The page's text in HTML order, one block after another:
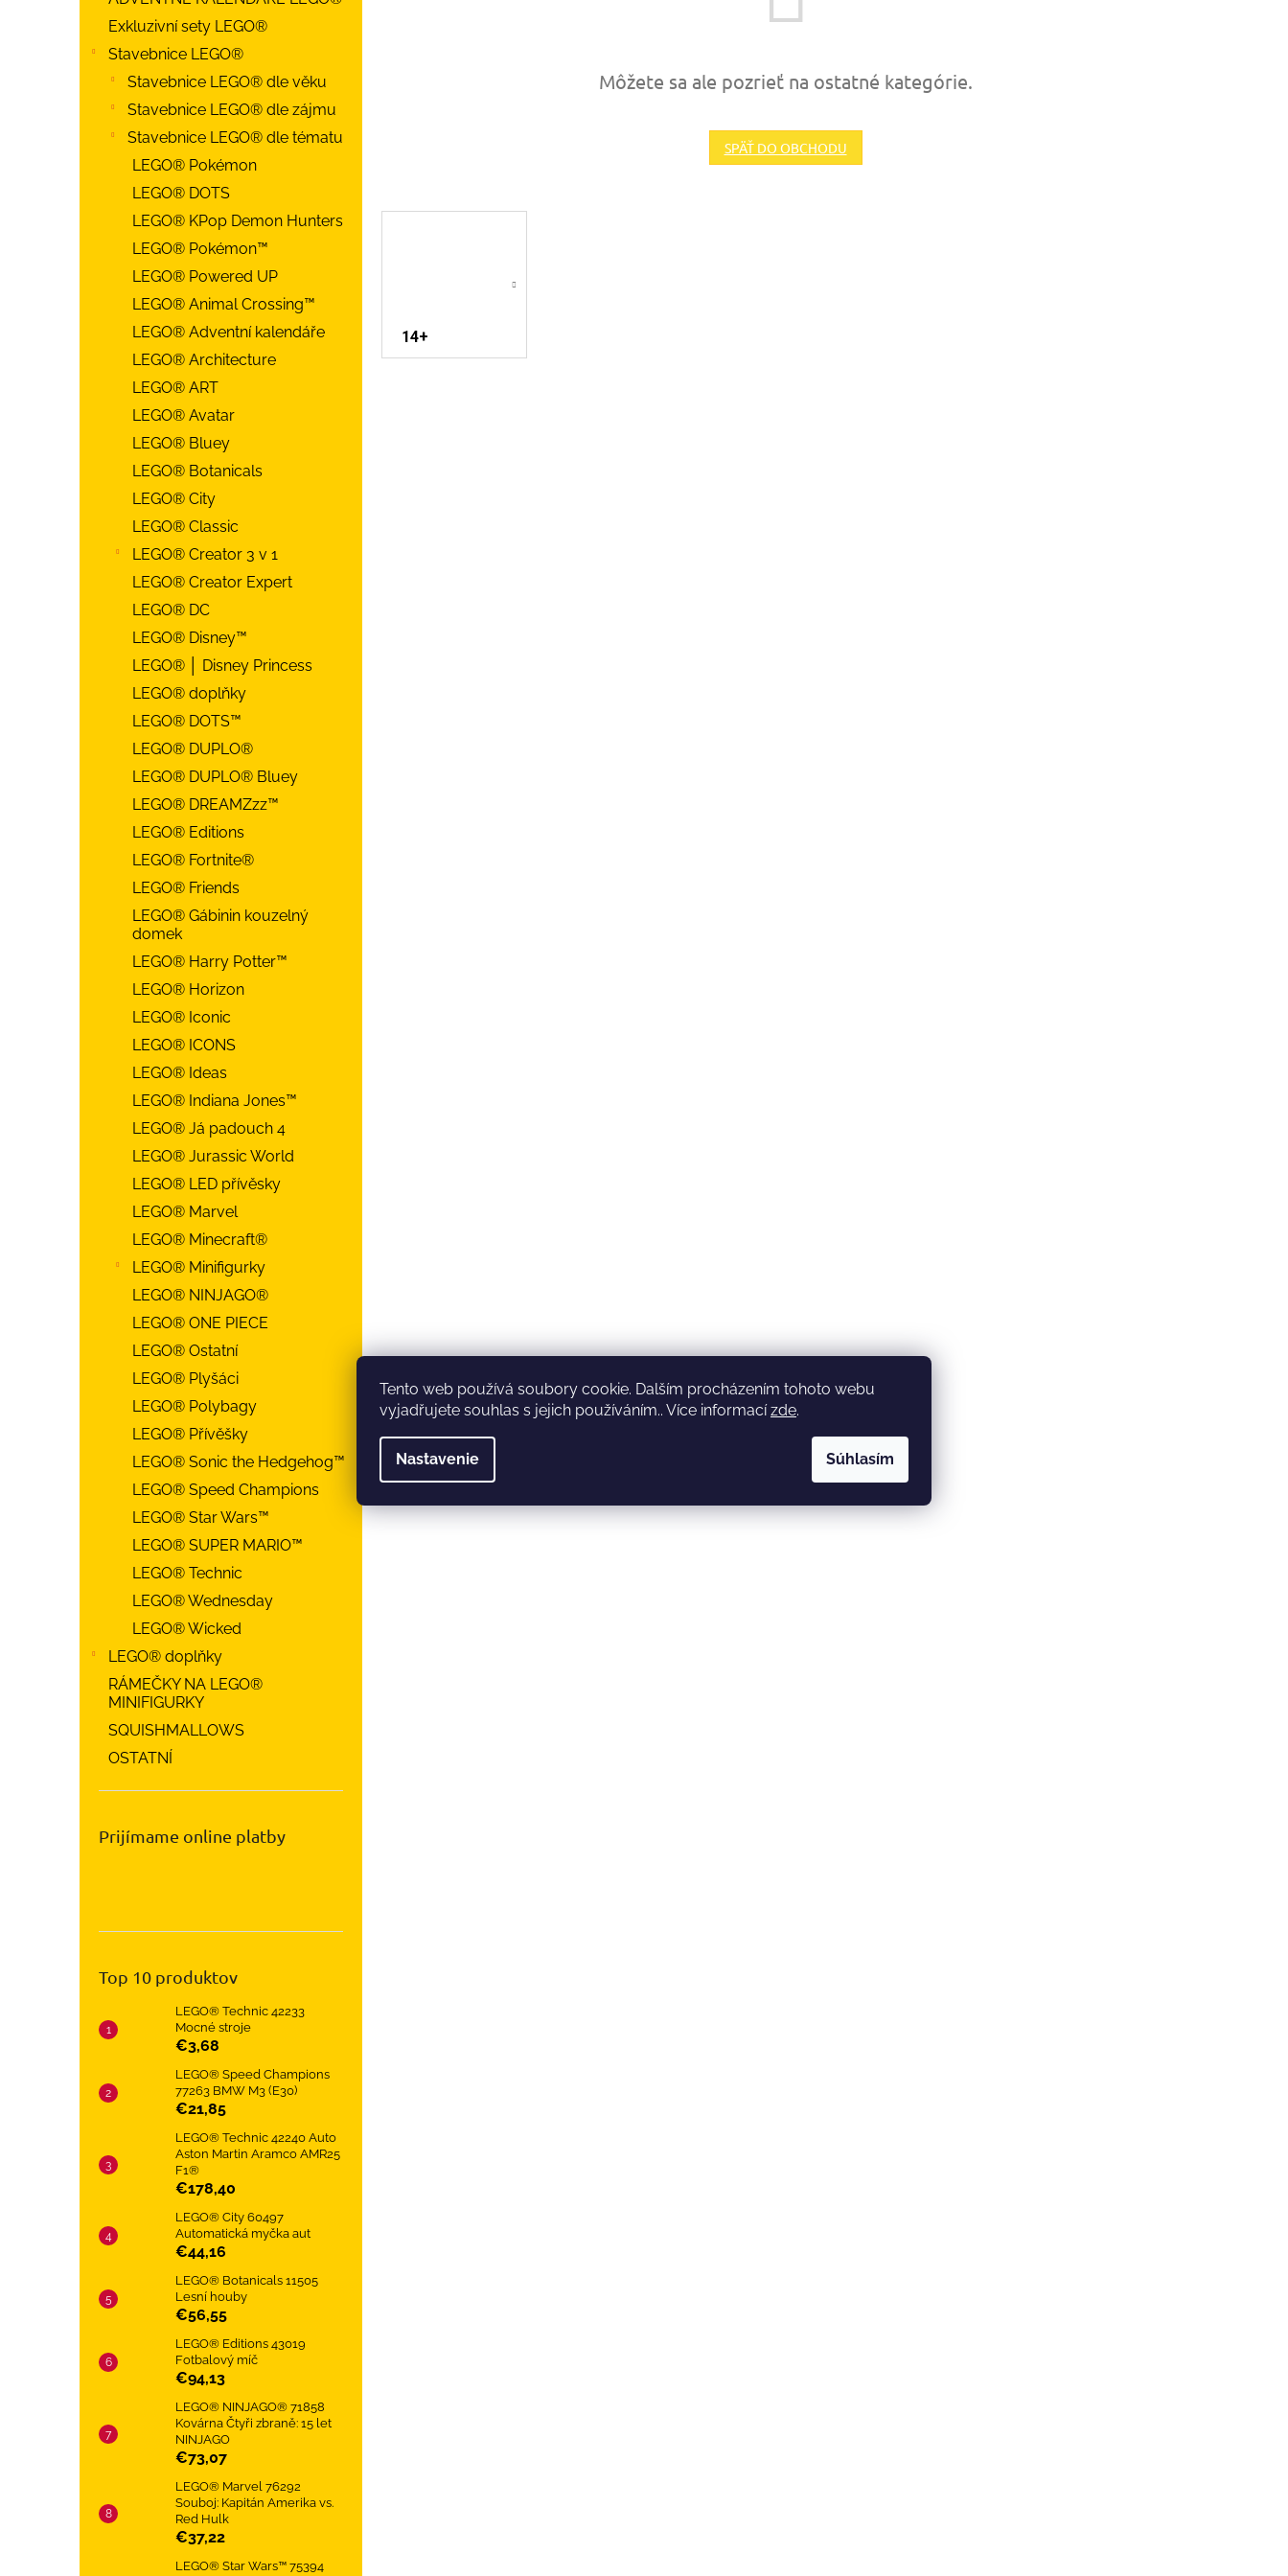
Tento web používá soubory cookie. Dalším procházením tohoto webu
vyjadřujete souhlas s jejich používáním.. Více informacízde.
Nastavenie Súhlasím
Exkluzivní sety LEGO®
Stavebnice LEGO®
Stavebnice LEGO® dle věku
Stavebnice LEGO® dle zájmu
Stavebnice LEGO® dle tématu
LEGO® Pokémon
LEGO® DOTS
LEGO® KPop Demon Hunters
LEGO® Pokémon™
LEGO® Powered UP
LEGO® Animal Crossing™
LEGO® Adventní kalendáře
LEGO® Architecture
LEGO® ART
LEGO® Avatar
LEGO® Bluey
LEGO® Botanicals
LEGO® City
LEGO® Classic
LEGO® Creator 3 v 1
LEGO® Creator Expert
LEGO® DC
LEGO® Disney™
LEGO® │ Disney Princess
LEGO® doplňky
LEGO® DOTS™
LEGO® DUPLO®
LEGO® DUPLO® Bluey
LEGO® DREAMZzz™
LEGO® Editions
LEGO® Fortnite®
LEGO® Friends
LEGO® Gábinin kouzelný
domek
LEGO® Harry Potter™
LEGO® Horizon
LEGO® Iconic
LEGO® ICONS
LEGO® Ideas
LEGO® Indiana Jones™
LEGO® Já padouch 4
LEGO® Jurassic World
LEGO® LED přívěsky
LEGO® Marvel
LEGO® Minecraft®
LEGO® Minifigurky
LEGO® NINJAGO®
LEGO® ONE PIECE
LEGO® Ostatní
LEGO® Plyšáci
LEGO® Polybagy
LEGO® Přívěšky
LEGO® Sonic the Hedgehog™
LEGO® Speed Champions
LEGO® Star Wars™
LEGO® SUPER MARIO™
LEGO® Technic
LEGO® Wednesday
LEGO® Wicked
LEGO® doplňky
RÁMEČKY NA LEGO®
MINIFIGURKY
SQUISHMALLOWS
OSTATNÍ
Prijímame online platby
Top 10 produktov
LEGO® Technic 42233
Mocné stroje
€3,68
LEGO® Speed Champions
77263 BMW M3 (E30)
€21,85
LEGO® Technic 42240 Auto
Aston Martin Aramco AMR25
F1®
€178,40
LEGO® City 60497
Automatická myčka aut
€44,16
LEGO® Botanicals 11505
Lesní houby
€56,55
LEGO® Editions 43019
Fotbalový míč
€94,13
LEGO® NINJAGO® 71858
Kovárna Čtyři zbraně: 15 let
NINJAGO
€73,07
LEGO® Marvel 76292
Souboj: Kapitán Amerika vs.
Red Hulk
€37,22
LEGO® Star Wars™ 75394
Môžete sa ale pozrieť na ostatné kategórie.
SPÄŤ DO OBCHODU
14+